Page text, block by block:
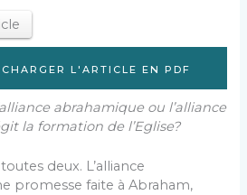
L'ARTICLE EN PDF
abrahamique ou l’alliance
la formation de l’Eglise?
deux. L’alliance
promesse faite à Abraham,